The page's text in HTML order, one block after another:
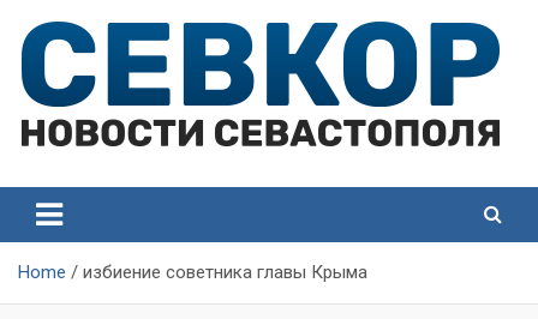
content
Севастополя
Севастополя
Home избиение советника главы Крыма